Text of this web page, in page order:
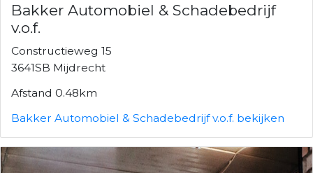
Bakker Automobiel & Schadebedrijf
v.o.f.
Constructieweg 15
3641SB Mijdrecht
Afstand 0.48km
Bakker Automobiel & Schadebedrijf v.o.f. bekijken